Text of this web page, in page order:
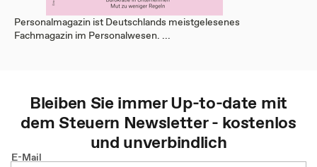
Personalmagazin ist Deutschlands meistgelesenes
Fachmagazin im Personalwesen. ...
Bleiben Sie immer Up-to-date mit
demSteuern Newsletter - kostenlos
und unverbindlich
E-Mail